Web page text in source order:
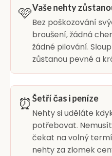
🩷Vaše nehty
Bez poškozování
broušení, žádná
žádné pilování.
zůstanou pevné a
⏰ Šetří čas i peníze
Nehty si uděláte
potřebovat.
čekat na volný
nehty za zlomek